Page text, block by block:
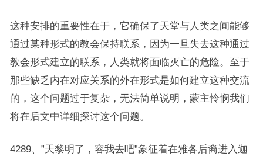
这种安排的重要性在于，它确保了天堂与人类之间能够
通过某种形式的教会保持联系，因为一旦失去这种通过
教会形式建立的联系，人类就将面临灭亡的危险。至于
那些缺乏内在对应关系的外在形式是如何建立这种交流
的，这个问题过于复杂，无法简单说明，蒙主怜悯我们
将在后文中详细探讨这个问题。
4289、”天黎明了，容我去吧”象征着在雅各后裔进入迦